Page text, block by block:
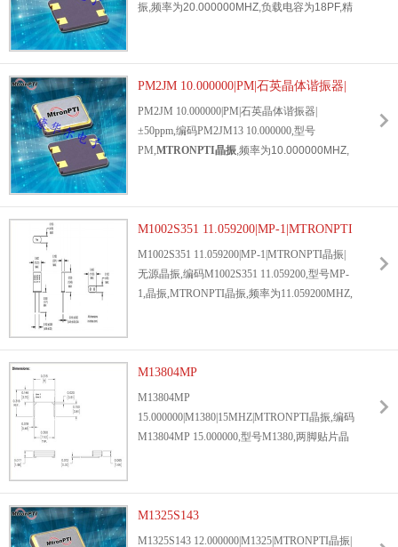
振,频率为20.000000MHZ,负载电容为18PF,精
晶振,7050晶振,应用于通讯设备,工业设备,手机
设备,医疗设备,汽车设备等.
PM2JM 10.000000|PM|石英晶体谐振器|
±50ppm
PM2JM 10.000000|PM|石英晶体谐振器|
±50ppm,编码PM2JM13 10.000000,型号
PM,MTRONPTI晶振,频率为10.000000MHZ,
体谐振器,贴片晶振,无源晶振,7050晶振,应用于
磁共振,CT,肌电图,脑电图,心电图,智能体温计,
智能体重秤,X光.
M1002S351 11.059200|MP-1|MTRONPTI
晶振|无源晶振
M1002S351 11.059200|MP-1|MTRONPTI晶振|
无源晶振,编码M1002S351 11.059200,型号MP-
1,晶振,MTRONPTI晶振,频率为11.059200MHZ,
广泛的应用于火车部分零件,高铁雷达,高铁安
全线路系统,广播传送器,高铁显示系统,安防警
报器,烟雾警报器等.
M13804MP
15.000000|M1380|15MHZ|MTRONPTI晶
振
M13804MP
15.000000|M1380|15MHZ|MTRONPTI晶振,编码
M13804MP 15.000000,型号M1380,两脚贴片晶
3.7*8.0*1.75mm,温度范围:-55℃-125℃, 无源晶
振,贴片晶振,石英晶体谐振器
波炉,热水器,洗衣机,空调,智能电风扇,烤箱,电
M1325S143
12.000000|M1325|MTRONPTI晶振|贴片
M1325S143 12.000000|M1325|MTRONPTI晶振|